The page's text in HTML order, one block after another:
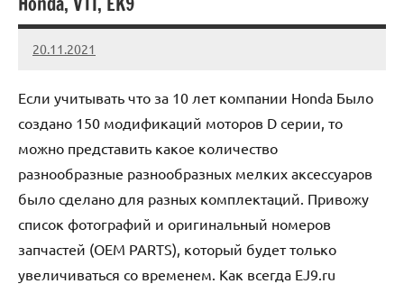
20.11.2021
Crew
Нет
Если учитывать что за 10 лет компании Honda Было
создано 150 модификаций моторов D серии, то
можно представить какое количество
разнообразные разнообразных мелких аксессуаров
было сделано для разных комплектаций. Привожу
список фотографий и оригинальный номеров
запчастей (OEM PARTS), который будет только
увеличиваться со временем. Как всегда EJ9.ru